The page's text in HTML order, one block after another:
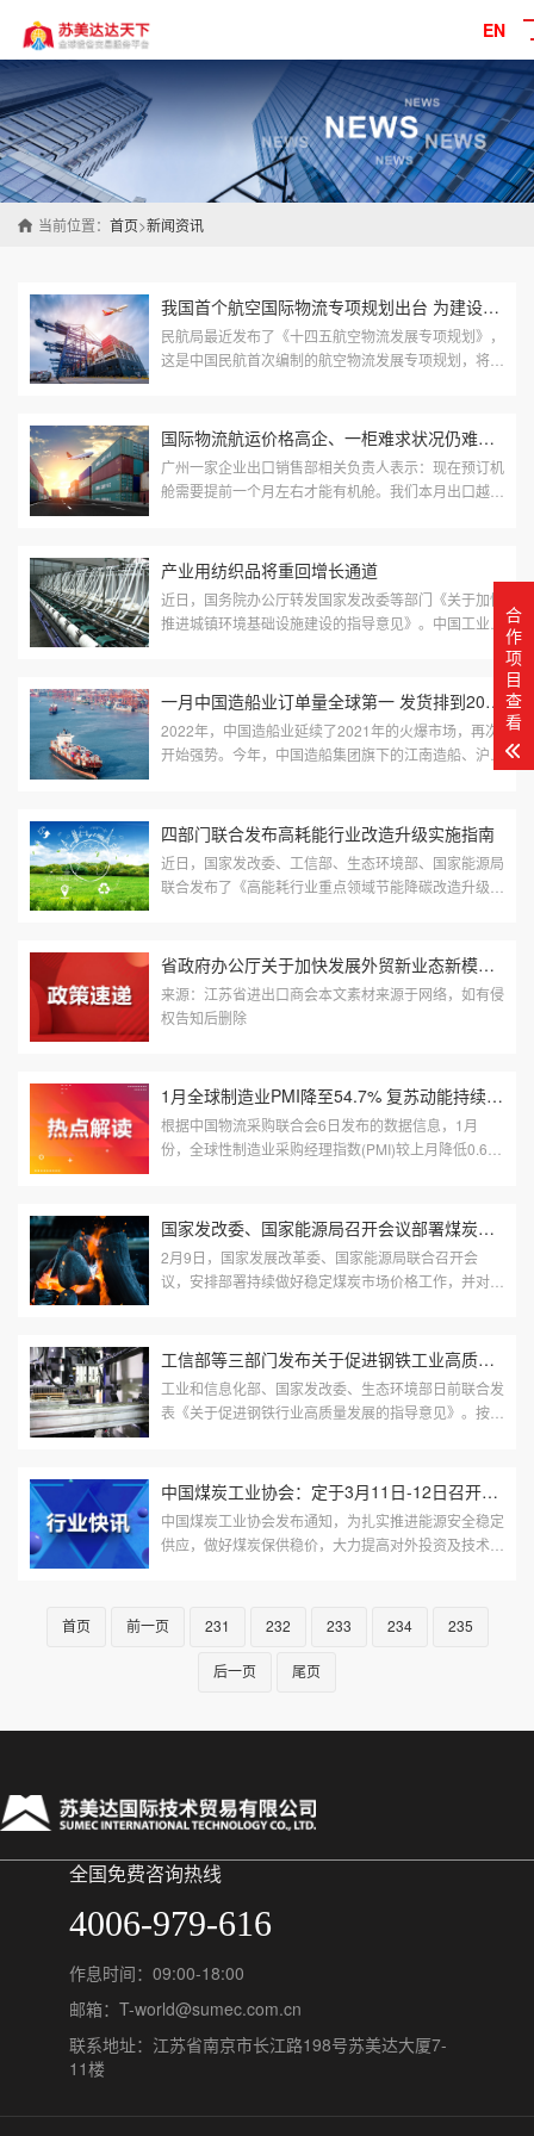
EN
当前位置： 首页>新闻资讯
我国首个航空国际物流专项规划出台 为建设多领域民航强国提供有力...
民航局最近发布了《十四五航空物流发展专项规划》，
这是中国民航首次编制的航空物流发展专项规划，将为
国际物流航运价格高企、一柜难求状况仍难缓解
广州一家企业出口销售部相关负责人表示：现在预订机
舱需要提前一个月左右才能有机舱。我们本月出口越南
产业用纺织品将重回增长通道
近日，国务院办公厅转发国家发改委等部门《关于加快
推进城镇环境基础设施建设的指导意见》。中国工业纺
一月中国造船业订单量全球第一 发货排到2025年
2022年，中国造船业延续了2021年的火爆市场，再次
开始强势。今年，中国造船集团旗下的江南造船、沪东
四部门联合发布高耗能行业改造升级实施指南
近日，国家发改委、工信部、生态环境部、国家能源局
联合发布了《高能耗行业重点领域节能降碳改造升级实
省政府办公厅关于加快发展外贸新业态新模式的若干措施
来源：江苏省进出口商会本文素材来源于网络，如有侵
权告知后删除
1月全球制造业PMI降至54.7% 复苏动能持续减弱
根据中国物流采购联合会6日发布的数据信息，1月
份，全球性制造业采购经理指数(PMI)较上月降低0.6个
国家发改委、国家能源局召开会议部署煤炭保供稳价工作
2月9日，国家发展改革委、国家能源局联合召开会
议，安排部署持续做好稳定煤炭市场价格工作，并对监
工信部等三部门发布关于促进钢铁工业高质量发展的指导意见
工业和信息化部、国家发改委、生态环境部日前联合发
表《关于促进钢铁行业高质量发展的指导意见》。按照
中国煤炭工业协会：定于3月11日-12日召开2022年中国国际煤炭贸促...
中国煤炭工业协会发布通知，为扎实推进能源安全稳定
供应，做好煤炭保供稳价，大力提高对外投资及技术合
首页
前一页 231 232 233 234 235
后一页 尾页
全国免费咨询热线
4006-979-616
作息时间：09:00-18:00
邮箱：T-world@sumec.com.cn
联系地址：江苏省南京市长江路198号苏美达大厦7-
11楼
合
作
项
目
查
看